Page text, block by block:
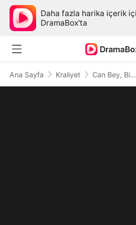
Daha fazla harika içerik
DramaBox'ta
Ana Sayfa Kraliyet Can Bey, Bir Daha Asla